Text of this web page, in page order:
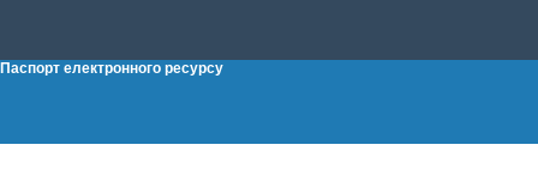
Паспорт електронного ресурсу